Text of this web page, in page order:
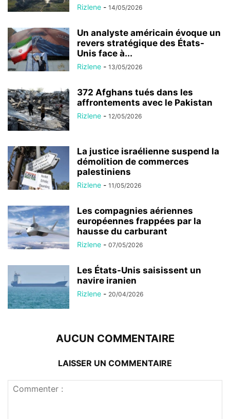
Rizlene - 14/05/2026
Un analyste américain évoque un
revers stratégique des États-
Unis face à...
Rizlene - 13/05/2026
372 Afghans tués dans les
affrontements avec le Pakistan
Rizlene - 12/05/2026
La justice israélienne suspend la
démolition de commerces
palestiniens
Rizlene - 11/05/2026
Les compagnies aériennes
européennes frappées par la
hausse du carburant
Rizlene - 07/05/2026
Les États-Unis saisissent un
navire iranien
Rizlene - 20/04/2026
AUCUN COMMENTAIRE
LAISSER UN COMMENTAIRE